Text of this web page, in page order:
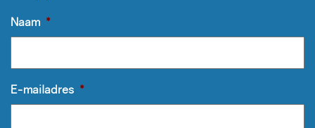
Naam *
E-mailadres *